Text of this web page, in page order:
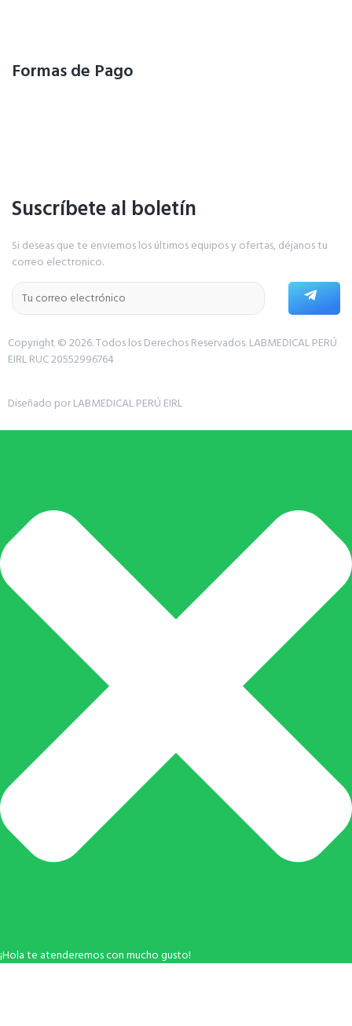
Formas de Pago
Suscríbete al boletín
Si deseas que te enviemos los últimos equipos y ofertas, déjanos tu
correo electronico.
Copyright © 2026. Todos los Derechos Reservados.LABMEDICAL PERÚ
EIRL RUC 20552996764
Diseñado por LABMEDICAL PERÚ EIRL
¡Hola te atenderemos con mucho gusto!